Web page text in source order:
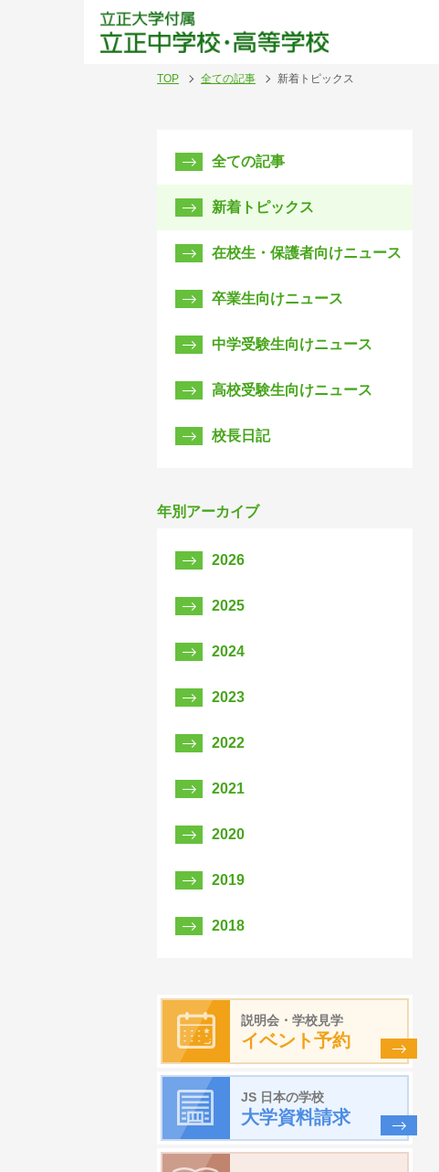
立正大
TOP 全ての記事 新着トピックス
全ての記事
新着トピックス
在校生・保護者向けニュース
卒業生向けニュース
中学受験生向けニュース
高校受験生向けニュース
校長日記
年別アーカイブ
2026
2025
2024
2023
2022
2021
2020
2019
2018
説明会・学校見学
イベント予約
JS 日本の学校
大学資料請求